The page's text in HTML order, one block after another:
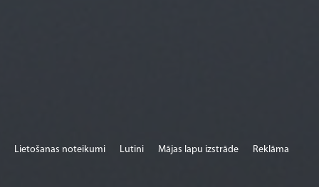
Lietošanas noteikumi Lutini Mājas lapu izstrāde Reklāma